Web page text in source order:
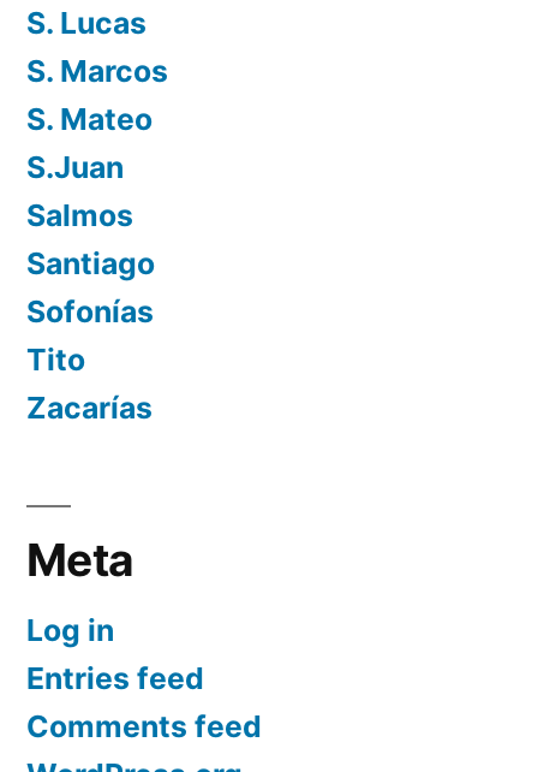
S. Lucas
S. Marcos
S. Mateo
S.Juan
Salmos
Santiago
Sofonías
Tito
Zacarías
Meta
Log in
Entries feed
Comments feed